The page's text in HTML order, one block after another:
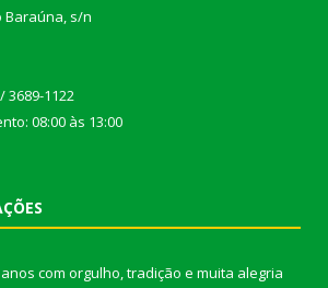
Baraúna, s/n
3689-1122
08:00 às 13:00
com orgulho, tradição e muita alegria